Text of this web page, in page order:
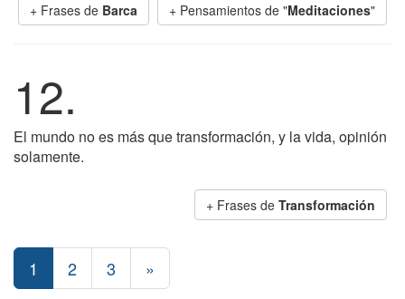
+ Frases de Barca + Pensamientos de "Meditaciones"
12.
El mundo no es más que transformación, y la vida, opinión
solamente.
+ Frases de Transformación
1 2 3 »